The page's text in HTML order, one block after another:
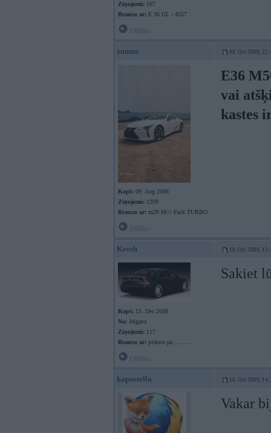
Ziņojumi: 167
Braucu ar: E 36 GL - 4557
zuums 09. Oct 2009,
Kopš: 09. Aug 2008
Ziņojumi: 1209
Braucu ar: m20 M/// Pack TURBO
E36
vai
kastes
Kresh 10. Oct 2009,
Kopš: 15. Dec 2008
No: Jelgava
Ziņojumi: 117
Braucu ar: pirkstu pa .........
Sakiet
kapustella 10. Oct 2009,
Vakar